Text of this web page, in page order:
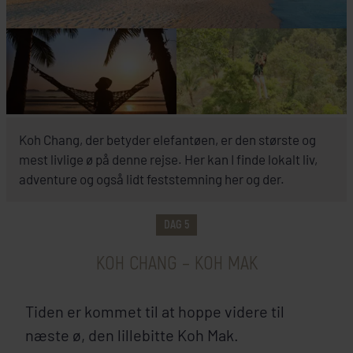
Koh Chang, der betyder elefantøen, er den største og
mest livlige ø på denne rejse. Her kan I finde lokalt liv,
adventure og også lidt feststemning her og der.
DAG 5
KOH CHANG – KOH MAK
Tiden er kommet til at hoppe videre til
næste ø, den lillebitte Koh Mak.